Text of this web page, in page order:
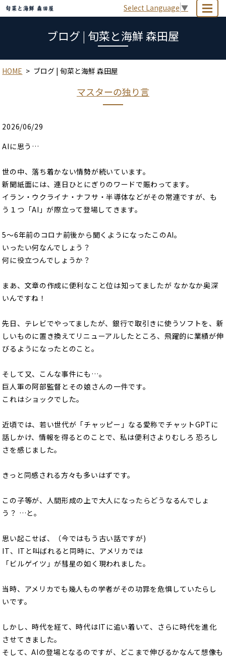
Select Language ▼
ブログ | 旬菜と海鮮 森田屋
HOME ブログ | 旬菜と海鮮 森田屋
マスターの独り言
2026/06/29
AIに思う…
世の中、落ち着かない情勢が続いています。
新聞紙面には、連日ひとにぎりのワードで賑わってます。
イラン・ウクライナ・ナフサ・半導体などがその常連ですが、も
う１つ「AI」が際立って登場してきます。
5〜6年前のコロナ前後から聞くようになったこのAI。
いったい何なんでしょう？
何に役立つんでしょうか？
まあ、文章の作成に便利なこと位は知ってましたが なかなか奥深
いんですね！
先日、テレビでやってましたが、銀行で取引きに使うソフトを、新
しいものに置き換えてリニューアルしたところ、飛躍的に業績が伸
びるようになったとのこと。
そして又、こんな事件にも…。
巨人軍の阿部監督とその娘さんの一件です。
これはショックでした。
近頃では、若い世代が「チャッピー」なる愛称でチャットGPTに
話しかけ、情報を得るとのことで、私は便利さよりむしろ 恐ろし
さを感じました。
きっと同感される方々も多いはずです。
この子等が、人間形成の上で大人になったらどうなるんでしょ
う？ …と。
思い起こせば、（今ではもう古い話ですが)
IT、ITと叫ばれると同時に、アメリカでは
「ビルゲイツ」が彗星の如く現われました。
当時、アメリカでも幾人もの学者がその功罪を危惧していたらし
いです。
しかし、時代を経て、時代はITに追い着いて、さらに時代を進化
させてきました。
そして、AIの登場となるのですが、どこまで伸びるかなんて想像も